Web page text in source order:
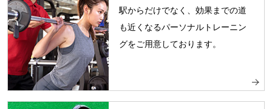
駅からだけでなく、効果までの道
も近くなるパーソナルトレーニン
グをご用意しております。